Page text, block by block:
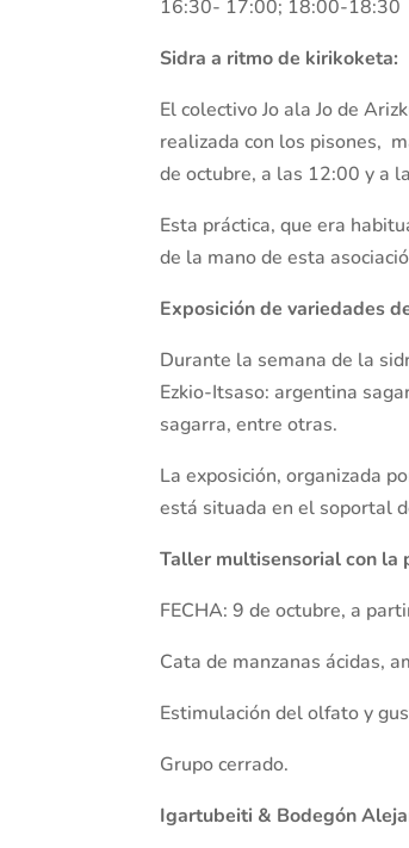
16:30- 17:00; 18:00-18:30
Sidra a ritmo de kirikoketa:
El colectivo Jo ala Jo de
realizada con los pisones,
de octubre, a las 12:00 y a
Esta práctica, que era
de la mano de esta
Exposición de variedades
Durante la semana de la
Ezkio-Itsaso: argentina
sagarra, entre otras.
La exposición, organizada
está situada en el soportal
Taller multisensorial con la
FECHA: 9 de octubre, a
Cata de manzanas ácidas,
Estimulación del olfato y
Grupo cerrado.
Igartubeiti & Bodegón